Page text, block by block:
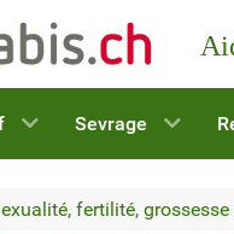
Sevrage
fertilité,